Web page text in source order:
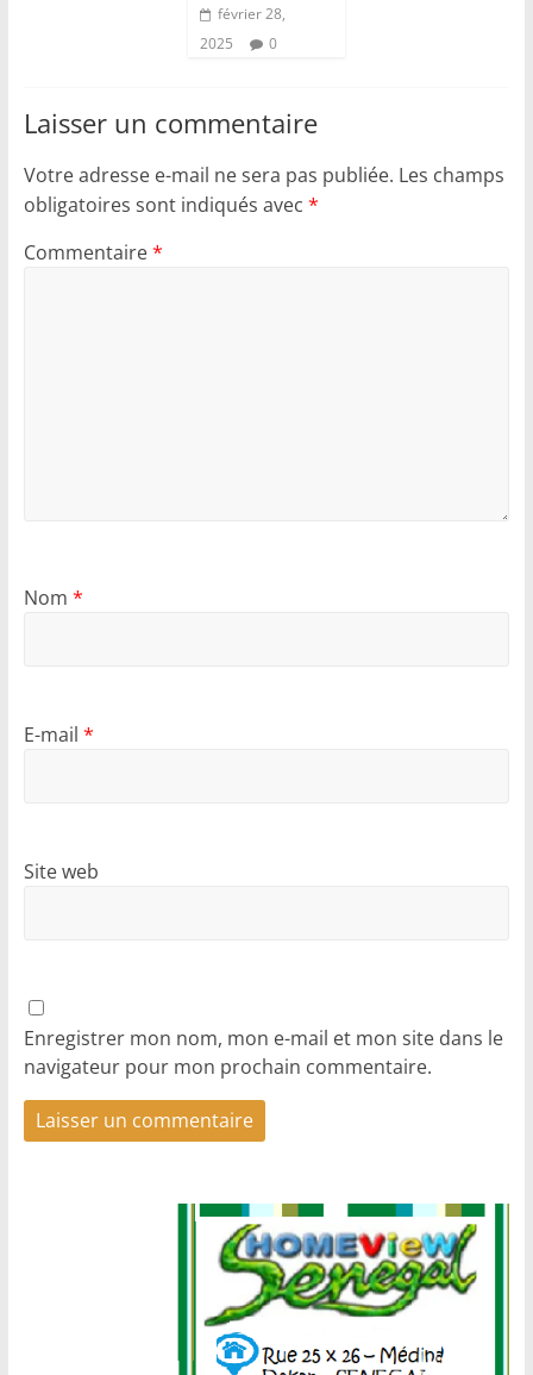
février 28,
2025
0
Laisser un commentaire
Votre adresse e-mail ne sera pas publiée. Les champs
obligatoires sont indiqués avec *
Commentaire*
Nom *
E-mail *
Site web
Enregistrer mon nom, mon e-mail et mon site dans le
navigateur pour mon prochain commentaire.